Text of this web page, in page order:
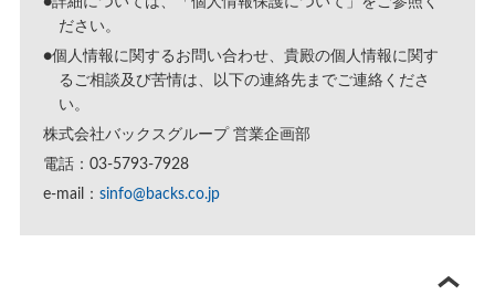
ださい。
●個人情報に関するお問い合わせ、貴殿の個人情報に関す
るご相談及び苦情は、以下の連絡先までご連絡くださ
い。
株式会社バックスグループ 営業企画部
電話：03-5793-7928
e-mail： sinfo@backs.co.jp